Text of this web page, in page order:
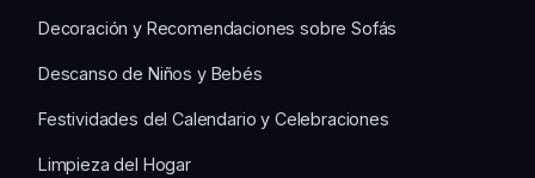
Decoración y Recomendaciones sobre Sofás
Descanso de Niños y Bebés
Festividades del Calendario y Celebraciones
Limpieza del Hogar